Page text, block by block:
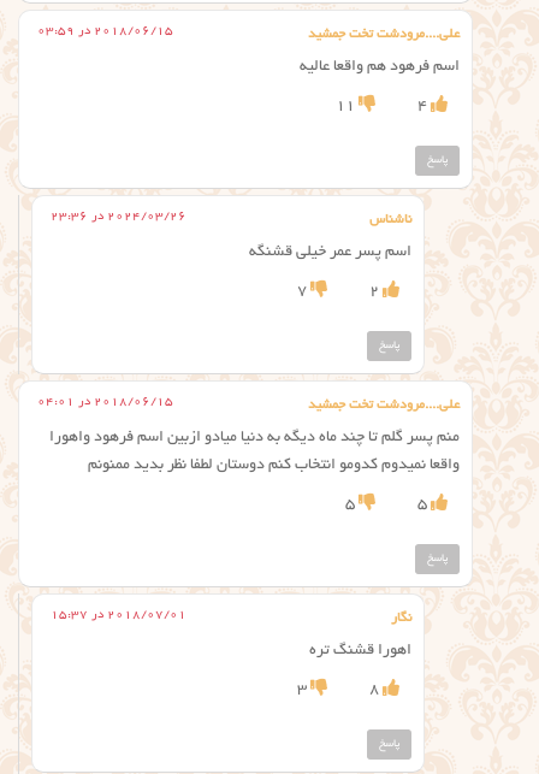
علی....مرودشت تخت جمشید 2018/06/15 در 03:59
اسم فرهود هم واقعا عالیه
4
11
پاسخ
ناشناس 2024/03/26 در 23:36
اسم پسر عمر خیلی قشنگه
2
7
پاسخ
علی....مرودشت تخت جمشید 2018/06/15 در 04:01
منم پسر گلم تا چند ماه دیگه به دنیا میادو ازبین اسم فرهود واهورا
واقعا نمیدوم کدومو انتخاب کنم دوستان لطفا نظر بدید ممنونم
5
5
پاسخ
نگار 2018/07/01 در 15:37
اهورا قشنگ تره
8
3
پاسخ